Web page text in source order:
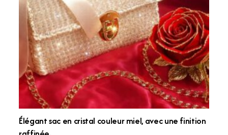
Élégant sac en cristal couleur miel, avec une finition